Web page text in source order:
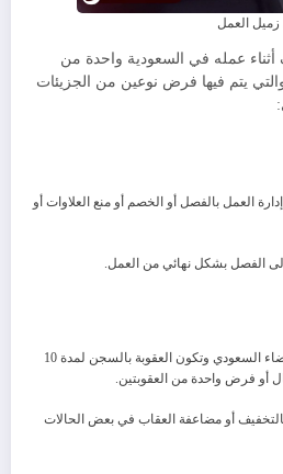
زميل العمل
عمله في السعودية واحدة من
والتي يتم فيها فرض نوعين من الجزيئات
العمل بالفصل أو الخصم أو منع العلاوات أو
الفصل بشكل نهائي من العمل.
التي يتم فرضها من خلال القضاء السعودي وتكون العقوبة بالسجن لمدة 10
أو فرض واحدة من العقوبتين.
أو مضاعفة العقاب في بعض الحالات